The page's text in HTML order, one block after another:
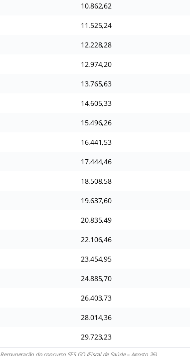
10.862,62
11.525,24
12.228,28
12.974,20
13.765,63
14.605,33
15.496,26
16.441,53
17.444,46
18.508,58
19.637,60
20.835,49
22.106,46
23.454,95
24.885,70
26.403,73
28.014,36
29.723,23
Remuneração do concurso SES GO (Fiscal de Saúde – Agosto 26)